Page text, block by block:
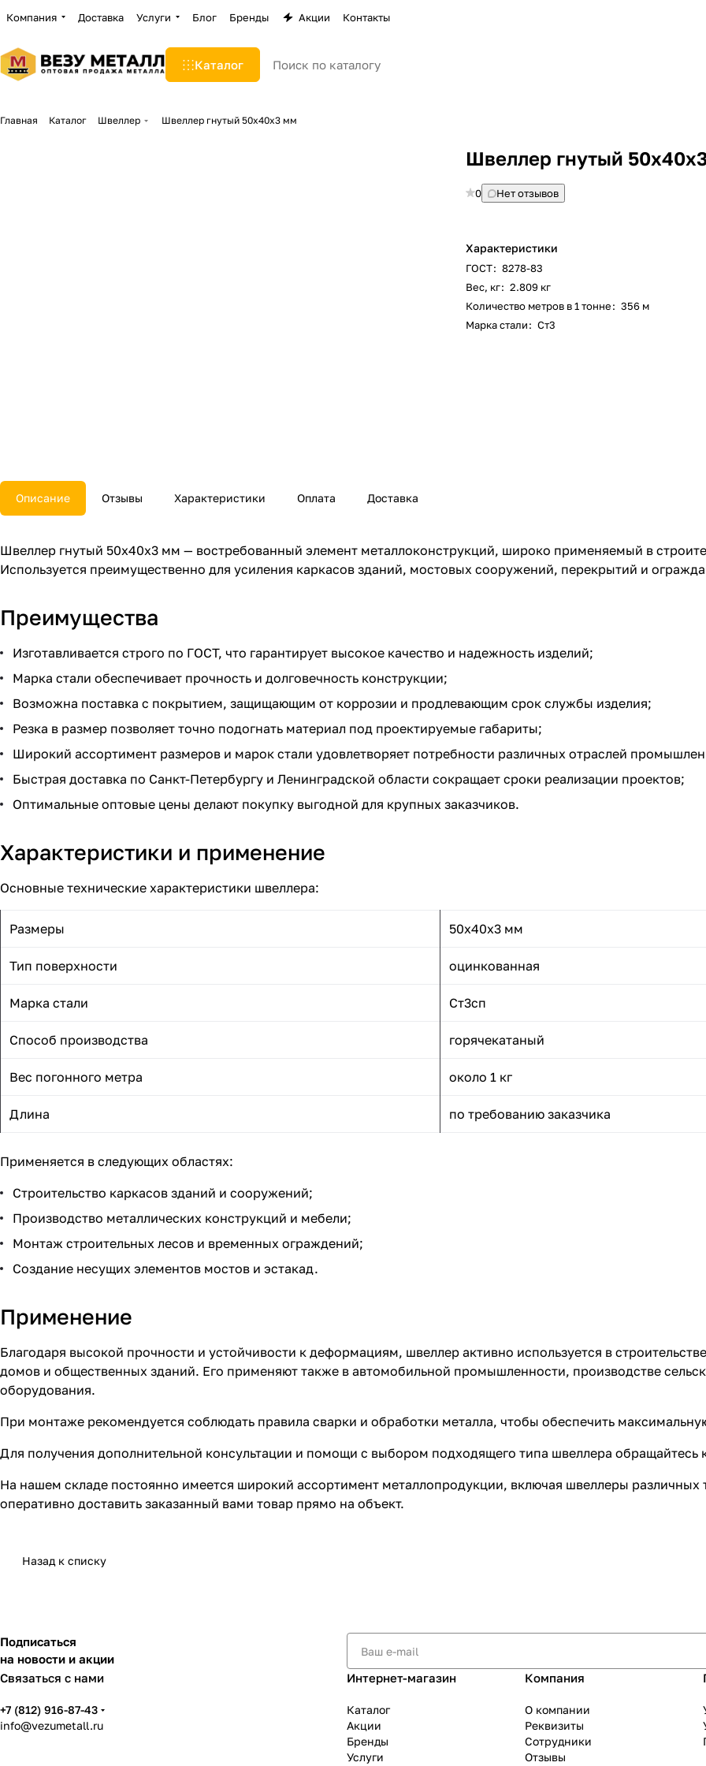
Компания Доставка Услуги Блог Бренды Акции Контакты
Каталог
Главная Каталог Швеллер Швеллер гнутый 50х40х3 мм
Швеллер гнутый
0 Нет отзывов
Характеристики
ГОСТ: 8278-83
Вес, кг: 2.809 кг
Количество метров в 1 тонне: 356 м
Марка стали: Ст3
Описание Отзывы Характеристики Оплата Доставка
Швеллер гнутый 50х40х3 мм — востребованный элемент металлоконструкций, широко применяемый в
Используется преимущественно для усиления каркасов зданий, мостовых сооружений, перекрытий и
Преимущества
Изготавливается строго по ГОСТ, что гарантирует высокое качество и надежность изделий;
Марка стали обеспечивает прочность и долговечность конструкции;
Возможна поставка с покрытием, защищающим от коррозии и продлевающим срок службы изделия;
Резка в размер позволяет точно подогнать материал под проектируемые габариты;
Широкий ассортимент размеров и марок стали удовлетворяет потребности различных отраслей
Быстрая доставка по Санкт-Петербургу и Ленинградской области сокращает сроки реализации проектов;
Оптимальные оптовые цены делают покупку выгодной для крупных заказчиков.
Характеристики и применение
Основные технические характеристики швеллера:
Размеры 50x40x3 мм
Тип поверхности оцинкованная
Марка стали Ст3сп
Способ производства горячекатаный
Вес погонного метра около 1 кг
Длина по требованию заказчика
Применяется в следующих областях:
Строительство каркасов зданий и сооружений;
Производство металлических конструкций и мебели;
Монтаж строительных лесов и временных ограждений;
Создание несущих элементов мостов и эстакад.
Применение
Благодаря высокой прочности и устойчивости к деформациям, швеллер активно используется в
домов и общественных зданий. Его применяют также в автомобильной промышленности, производстве
оборудования.
При монтаже рекомендуется соблюдать правила сварки и обработки металла, чтобы обеспечить
Для получения дополнительной консультации и помощи с выбором подходящего типа швеллера обращайтесь
На нашем складе постоянно имеется широкий ассортимент металлопродукции, включая швеллеры
оперативно доставить заказанный вами товар прямо на объект.
Назад к списку
Подписаться
на новости и акции
Связаться с нами
+7 (812) 916-87-43
info@vezumetall.ru
Интернет-магазин
Каталог
Акции
Бренды
Услуги
Компания
О компании
Реквизиты
Сотрудники
Отзывы